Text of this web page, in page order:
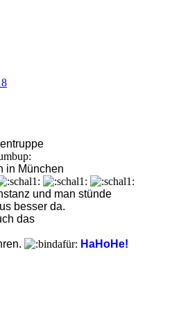
in München
und man stünde
besser da.
das
HaHoHe!